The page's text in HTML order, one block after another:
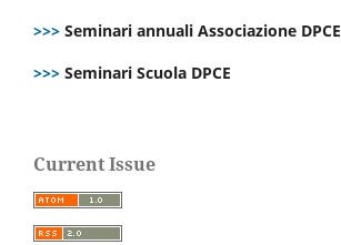
>>> Seminari annuali Associazione DPCE
>>> Seminari Scuola DPCE
Current Issue